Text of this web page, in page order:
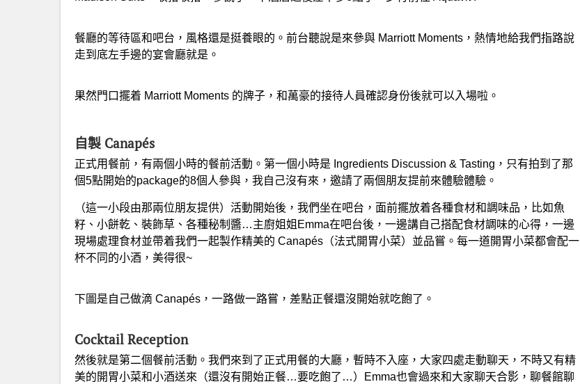
餐廳的等待區和吧台，風格還是挺養眼的。前台聽說是來參與 Marriott Moments，熱情地給我們指路說
走到底左手邊的宴會廳就是。
果然門口擺着 Marriott Moments 的牌子，和萬豪的接待人員確認身份後就可以入場啦。
自製 Canapés
正式用餐前，有兩個小時的餐前活動。第一個小時是 Ingredients Discussion & Tasting，只有拍到了那
個5點開始的package的8個人參與，我自己沒有來，邀請了兩個朋友提前來體驗體驗。
（這一小段由那兩位朋友提供）活動開始後，我們坐在吧台，面前擺放着各種食材和調味品，比如魚
籽、小餅乾、裝飾草、各種秘制醬…主廚姐姐Emma在吧台後，一邊講自己搭配食材調味的心得，一邊
現場處理食材並帶着我們一起製作精美的 Canapés（法式開胃小菜）並品嘗。每一道開胃小菜都會配一
杯不同的小酒，美得很~
下圖是自己做滴 Canapés，一路做一路嘗，差點正餐還沒開始就吃飽了。
Cocktail Reception
然後就是第二個餐前活動。我們來到了正式用餐的大廳，暫時不入座，大家四處走動聊天，不時又有精
美的開胃小菜和小酒送來（還沒有開始正餐…要吃飽了…）Emma也會過來和大家聊天合影，聊餐館聊